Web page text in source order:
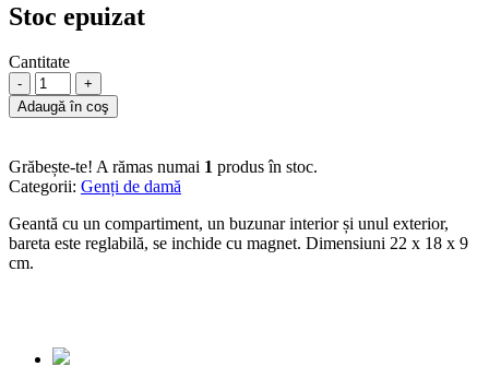
Stoc epuizat
Cantitate
-
+
Adaugă în coş
Grăbește-te! A rămas numai 1 produs în stoc.
Categorii: Genți de damă
Geantă cu un compartiment, un buzunar interior și unul exterior,
bareta este reglabilă, se inchide cu magnet. Dimensiuni 22 x 18 x 9
cm.